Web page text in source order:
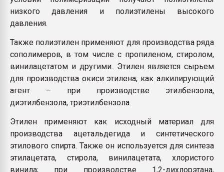
низкого давления и полиэтилены высокого
давления.
Также полиэтилен применяют для производства ряда
сополимеров, в том числе с пропиленом, стиролом,
винилацетатом и другими. Этилен является сырьем
для производства окиси этилена; как алкилирующий
агент – при производстве этилбензола,
диэтилбензола, триэтилбензола.
Этилен применяют как исходный материал для
производства ацетальдегида и синтетического
этилового спирта. Также он используется для синтеза
этилацетата, стирола, винилацетата, хлористого
винила; при производстве 1,2-дихлорэтана,